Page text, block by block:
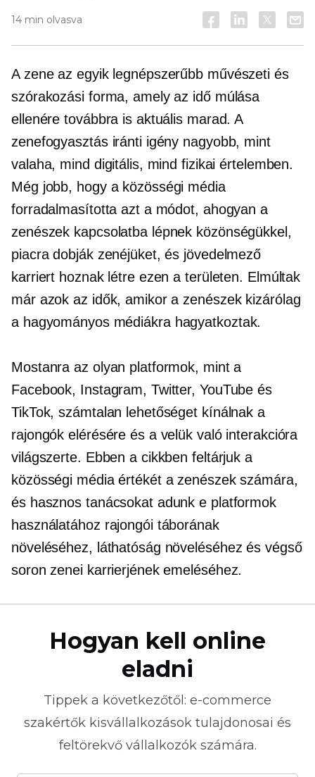
14 min olvasva
A zene az egyik legnépszerűbb művészeti és
szórakozási forma, amely az idő múlása
ellenére továbbra is aktuális marad. A
zenefogyasztás iránti igény nagyobb, mint
valaha, mind digitális, mind fizikai értelemben.
Még jobb, hogy a közösségi média
forradalmasította azt a módot, ahogyan a
zenészek kapcsolatba lépnek közönségükkel,
piacra dobják zenéjüket, és jövedelmező
karriert hoznak létre ezen a területen. Elmúltak
már azok az idők, amikor a zenészek kizárólag
a hagyományos médiákra hagyatkoztak.
Mostanra az olyan platformok, mint a
Facebook, Instagram, Twitter, YouTube és
TikTok, számtalan lehetőséget kínálnak a
rajongók elérésére és a velük való interakcióra
világszerte. Ebben a cikkben feltárjuk a
közösségi média értékét a zenészek számára,
és hasznos tanácsokat adunk e platformok
használatához rajongói táborának
növeléséhez, láthatóság növeléséhez és végső
soron zenei karrierjének emeléséhez.
Hogyan kell online
eladni
Tippek a következőtől: e-commerce
szakértők kisvállalkozások tulajdonosai és
feltörekvő vállalkozók számára.